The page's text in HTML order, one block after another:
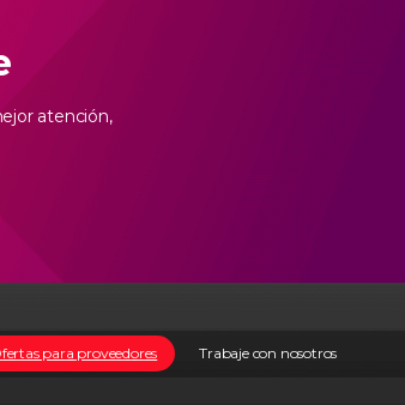
atención,
Trabaje con nosotros
para proveedores